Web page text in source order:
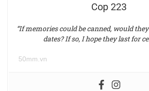
Cop 223
“If memories could be canned, would
dates? If so, I hope they last for
50mm.vn